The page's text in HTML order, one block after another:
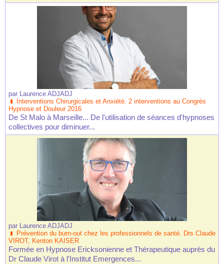
par Laurence ADJADJ
Interventions Chirurgicales et Anxiété. 2 interventions au Congrès
Hypnose et Douleur 2016
De St Malo à Marseille... De l'utilisation de séances d'hypnoses
collectives pour diminuer...
par Laurence ADJADJ
Prévention du burn-out chez les professionnels de santé. Drs Claude
VIROT, Kenton KAISER
Formée en Hypnose Ericksonienne et Thérapeutique auprès du
Dr Claude Virot à l'Institut Emergences...